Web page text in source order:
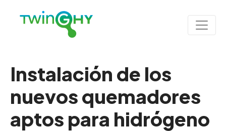
Instalación de los
nuevos quemadores
aptos para hidrógeno